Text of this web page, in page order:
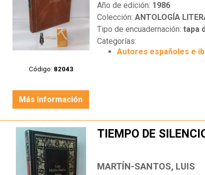
Código: 82043
Año de edición: 1986
Colección:ANTOLOGÍA
Tipo de encuadernación:tapa
Categorías:
Autores españoles e
Más información
TIEMPO DE
MARTÍN-SANTOS, LUIS